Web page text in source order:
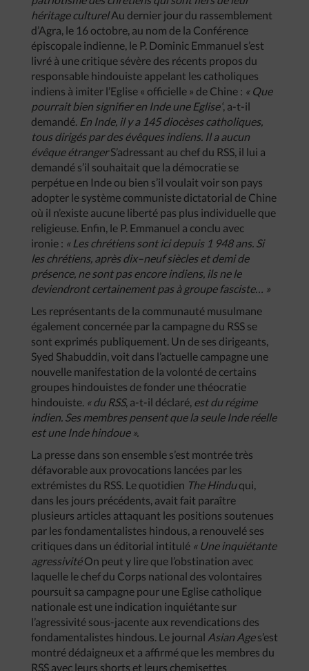
héritageculturelAu dernier jour du rassemblement
d’Agra, le 16 octobre, au nom de la Conférence
épiscopale indienne, le P. Dominic Emmanuel s’est
livré à une critique sévère des récents propos du
responsable hindouiste appelant les catholiques
indiens à imiter l’Eglise « officielle » de Chine : « Que
pourraitbien signifieren Inde une Eglise‘, a-t-il
demandé. En Inde, ilya 145diocèsescatholiques,
tousdirigéspardesévêques indiens. Ilaaucun
évêqueétrangerS’adressant au chef du RSS, il lui a
demandé s’il souhaitait que la démocratie se
perpétue en Inde ou bien s’il voulait voir son pays
adopter le système communiste dictatorial de Chine
où il n’existe aucune liberté pas plus individuelle que
religieuse. Enfin, le P. Emmanuel a conclu avec
ironie : « Leschrétienssont icidepuis 1 948ans. Si
leschrétiens, aprèsdix–neufsièclesetdemide
présence, nesontpasencore indiens, ilsne le
deviendrontcertainementpasà groupe fasciste… »
Les représentants de la communauté musulmane
également concernée par la campagne du RSS se
sont exprimés publiquement. Un de ses dirigeants,
Syed Shabuddin, voit dans l’actuelle campagne une
nouvelle manifestation de la volonté de certains
groupes hindouistes de fonder une théocratie
hindouiste. «du RSS, a-t-il déclaré, estdurégime
indien. Sesmembrespensentque laseule Inderéelle
est une Indehindoue ».
La presse dans son ensemble s’est montrée très
défavorable aux provocations lancées par les
extrémistes du RSS. Le quotidien The Hinduqui,
dans les jours précédents, avait fait paraître
plusieurs articles attaquant les positions soutenues
par les fondamentalistes hindous, a renouvelé ses
critiques dans un éditorial intitulé « Une inquiétante
agressivitéOn peut y lire que l’obstination avec
laquelle le chef du Corps national des volontaires
poursuit sa campagne pour une Eglise catholique
nationale est une indication inquiétante sur
l’agressivité sous-jacente aux revendications des
fondamentalistes hindous. Le journal Asian Ages’est
montré dédaigneux et a affirmé que les membres du
RSS avec leurs shorts et leurs chemisettes